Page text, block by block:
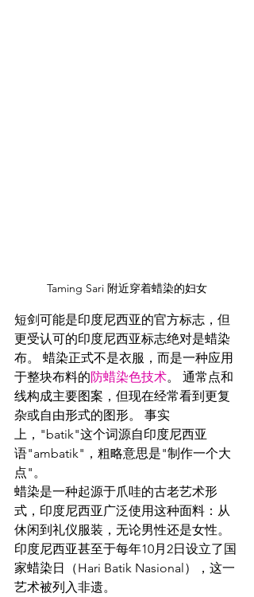
Taming Sari 附近穿着蜡染的妇女
短剑可能是印度尼西亚的官方标志，但
更受认可的印度尼西亚标志绝对是蜡染
布。 蜡染正式不是衣服，而是一种应用
于整块布料的防蜡染色技术。 通常点和
线构成主要图案，但现在经常看到更复
杂或自由形式的图形。 事实
上，"batik"这个词源自印度尼西亚
语"ambatik"，粗略意思是"制作一个大
点"。
蜡染是一种起源于爪哇的古老艺术形
式，印度尼西亚广泛使用这种面料：从
休闲到礼仪服装，无论男性还是女性。
印度尼西亚甚至于每年10月2日设立了国
家蜡染日（Hari Batik Nasional），这一
艺术被列入非遗。